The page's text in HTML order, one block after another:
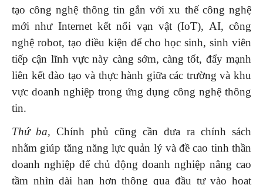
tạo công nghệ thông tin gắn với xu thế công nghệ
mới như Internet kết nối vạn vật (IoT), AI, công
nghệ robot, tạo điều kiện để cho học sinh, sinh viên
tiếp cận lĩnh vực này càng sớm, càng tốt, đẩy mạnh
liên kết đào tạo và thực hành giữa các trường và khu
vực doanh nghiệp trong ứng dụng công nghệ thông
tin.
Thứ ba, Chính phủ cũng cần đưa ra chính sách
nhằm giúp tăng năng lực quản lý và đề cao tinh thần
doanh nghiệp để chủ động doanh nghiệp nâng cao
tầm nhìn dài hạn hơn thông qua đầu tư vào hoạt